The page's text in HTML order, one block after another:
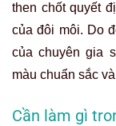
then chốt quyết
của đôi môi. Do
của chuyên gia
màu chuẩn sắc
Cần làm gì